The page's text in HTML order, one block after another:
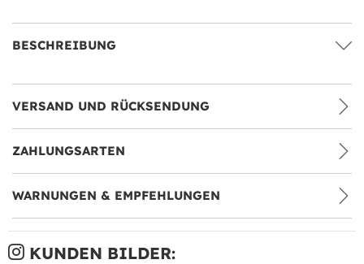
BESCHREIBUNG
VERSAND UND RÜCKSENDUNG
ZAHLUNGSARTEN
WARNUNGEN & EMPFEHLUNGEN
KUNDEN BILDER: